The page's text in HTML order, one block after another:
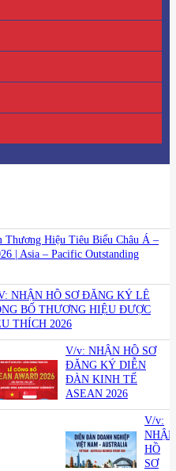
Thương Hiệu Tiêu Biểu Châu Á –
| Asia – Pacific Outstanding
NHẬN HỒ SƠ ĐĂNG KÝ LỄ
BỐ THƯƠNG HIỆU ĐƯỢC
THÍCH 2026
V/v: NHẬN HỒ SƠ
ĐĂNG KÝ DIỄN
ĐÀN KINH TẾ
ASEAN 2026
V/v:
NHẬN
HỒ
SƠ